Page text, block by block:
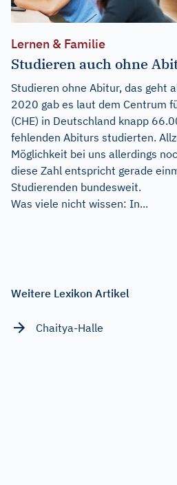
Lernen & Familie
Studieren auch ohne
Studieren ohne Abitur, das geht
2020 gab es laut dem Centrum
(CHE) in Deutschland knapp
fehlenden Abiturs studierten.
Möglichkeit bei uns allerdings
diese Zahl entspricht gerade
Studierenden bundesweit.
Was viele nicht wissen: In...
Weitere Lexikon Artikel
Chaitya-Halle